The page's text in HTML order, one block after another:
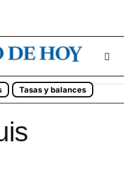
Tasas y balances